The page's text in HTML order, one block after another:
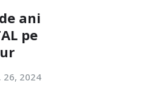
ani
pe
26, 2024